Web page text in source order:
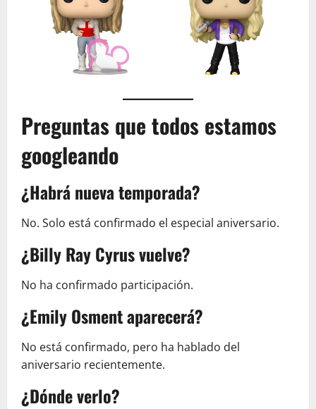
Preguntas que todos estamos
googleando
¿Habrá nueva temporada?
No. Solo está confirmado el especial aniversario.
¿Billy Ray Cyrus vuelve?
No ha confirmado participación.
¿Emily Osment aparecerá?
No está confirmado, pero ha hablado del
aniversario recientemente.
¿Dónde verlo?